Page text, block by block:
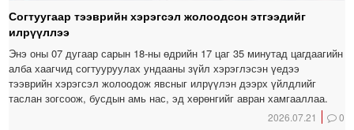
Согтуугаар тээврийн хэрэгсэл жолоодсон этгээдийг
илрүүллээ
Энэ оны 07 дугаар сарын 18-ны өдрийн 17 цаг 35 минутад цагдаагийн
алба хаагчид согтууруулах ундааны зүйл хэрэглэсэн үедээ
тээврийн хэрэгсэл жолоодож явсныг илрүүлэн дээрх үйлдлийг
таслан зогсоож, бусдын амь нас, эд хөрөнгийг авран хамгааллаа.
2026.07.21 0